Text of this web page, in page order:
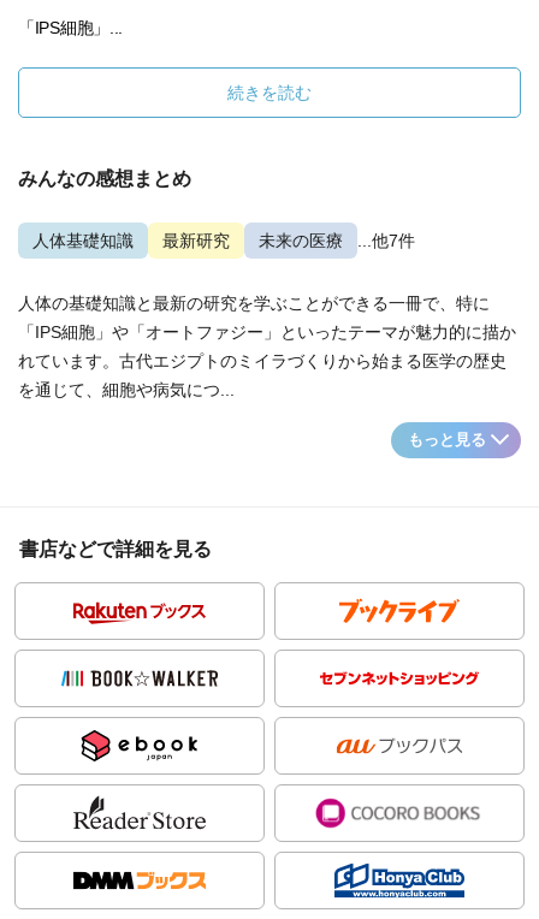
「IPS細胞」...
続きを読む
みんなの感想まとめ
人体基礎知識 最新研究 未来の医療 ...他7件
人体の基礎知識と最新の研究を学ぶことができる一冊で、特に
「IPS細胞」や「オートファジー」といったテーマが魅力的に描か
れています。古代エジプトのミイラづくりから始まる医学の歴史
を通じて、細胞や病気につ...
もっと見る
書店などで詳細を見る